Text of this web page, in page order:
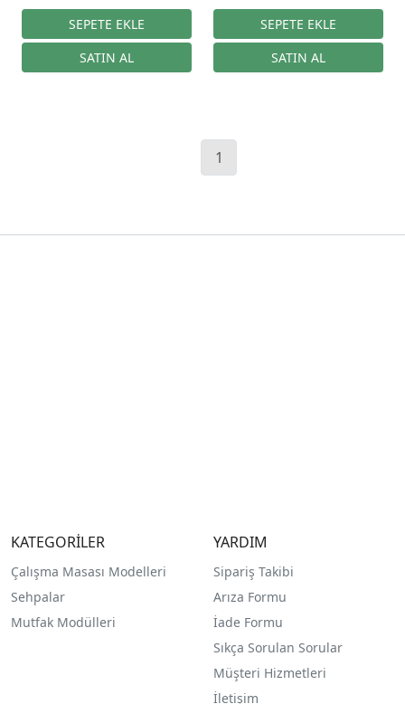
1
KATEGORİLER
Çalışma Masası Modelleri
Sehpalar
Mutfak Modülleri
YARDIM
Sipariş Takibi
Arıza Formu
İade Formu
Sıkça Sorulan Sorular
Müşteri Hizmetleri
İletişim